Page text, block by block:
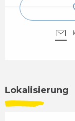
Lokalisierung